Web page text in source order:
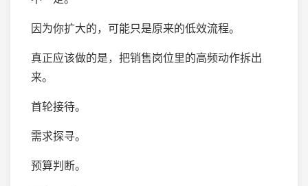
因为你扩大的，可能只是原来的低效流程。
真正应该做的是，把销售岗位里的高频动作拆出
来。
首轮接待。
需求探寻。
预算判断。